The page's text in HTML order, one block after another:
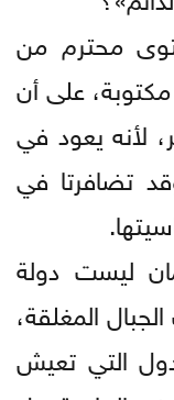
محترم من
مكتوبة، على أن
لأنه يعود في
وقد تضافرتا في
ليست دولة
المغلقة،
التي تعيش